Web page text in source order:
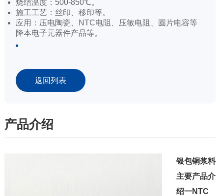
烧结温度：500-850℃。
施工工艺：丝印、移印等。
应用：压电陶瓷、NTC电阻、压敏电阻、圆片电容等
降本电子元器件产品等。
返回列表
产品介绍
银包铜浆料
主要产品介
绍一NTC